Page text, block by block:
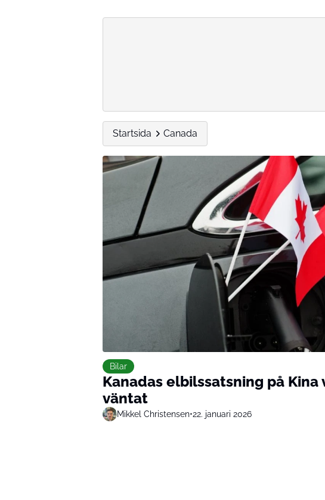
Startsida Canada
Bilar
Kanadas elbilssatsning på Kina
väntat
Mikkel Christensen•22. januari 2026